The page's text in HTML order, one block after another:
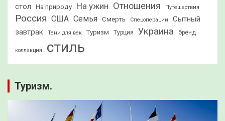
стол
На природу На ужин Отношения Путешествия
Россия США Семья Смерть Спецоперации
Сытный
завтрак
Тени для век Туризм Турция Украина бренд
коллекция стиль
Туризм.